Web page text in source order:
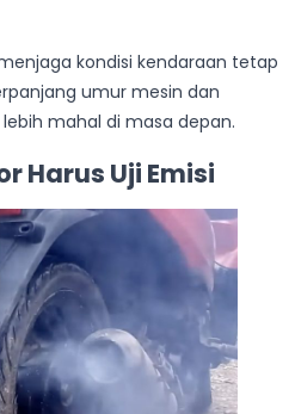
kondisi kendaraan tetap
umur mesin dan
mahal di masa depan.
Harus Uji Emisi